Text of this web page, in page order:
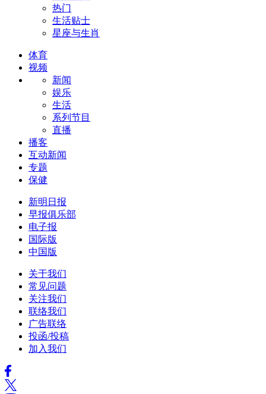
热门
生活贴士
星座与生肖
体育
视频
新闻
娱乐
生活
系列节目
直播
播客
互动新闻
专题
保健
新明日报
早报俱乐部
电子报
国际版
中国版
关于我们
常见问题
关注我们
联络我们
广告联络
投函/投稿
加入我们